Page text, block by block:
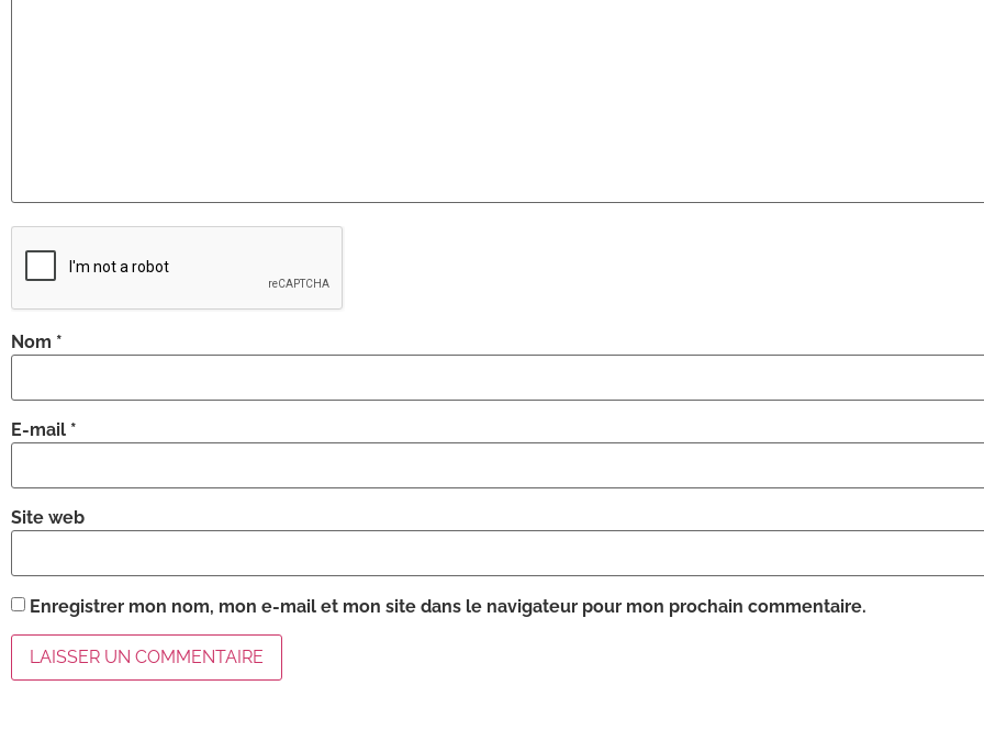
Nom *
E-mail *
Site web
Enregistrer mon nom, mon e-mail et mon site dans le navigateur pour mon prochain commentaire.